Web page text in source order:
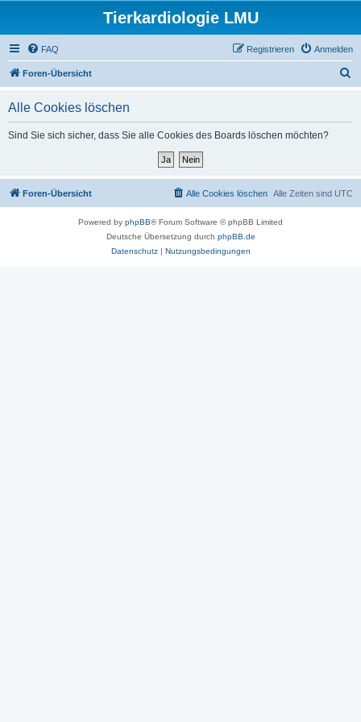
Tierkardiologie LMU
FAQ Anmelden
Registrieren
Foren-Übersicht
Alle Cookies löschen
Sind Sie sich sicher, dass Sie alle Cookies des Boards löschen möchten?
Foren-Übersicht Alle Zeiten sind UTC
Alle Cookies löschen
Powered by phpBB® Forum Software © phpBB Limited
Deutsche Übersetzung durch phpBB.de
Datenschutz| Nutzungsbedingungen